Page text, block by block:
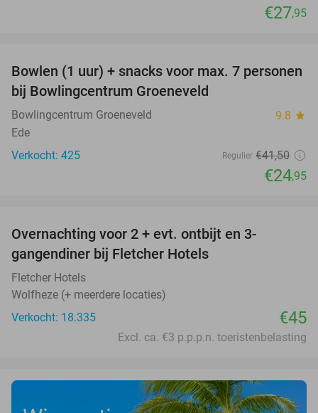
€27,95
40%
Bowlen (1 uur) + snacks voor max. 7 personen
bij Bowlingcentrum Groeneveld
Bowlingcentrum Groeneveld 9.8 star
Ede
Verkocht: 425
Regulier €41,50
€24,95
Overnachting voor 2 + evt. ontbijt en 3-
gangendiner bij Fletcher Hotels
Fletcher Hotels
Wolfheze (+ meerdere locaties)
Verkocht: 18.335
€45
Excl. ca. €3 p.p.p.n. toeristenbelasting